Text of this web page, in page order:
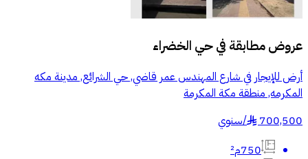
عروض مطابقة فيحي الخضراء
أرض للإيجار في شارع المهندس عمر قاضي, حي الشرائع, مدينة مكه
المكرمه, منطقة مكة المكرمة
700,500
§
/سنوي
750م²